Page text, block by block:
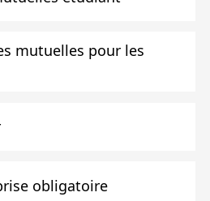
mutuelles pour les
obligatoire